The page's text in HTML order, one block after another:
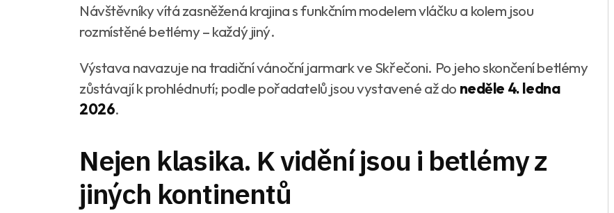
Návštěvníky vítá zasněžená krajina s funkčním modelem vláčku a kolem jsou
rozmístěné betlémy – každý jiný.
Výstava navazuje na tradiční vánoční jarmark ve Skřečoni. Po jeho skončení betlémy
zůstávají k prohlédnutí; podle pořadatelů jsou vystavené až do neděle 4. ledna
2026.
Nejen klasika. K vidění jsou i betlémy z
jiných kontinentů